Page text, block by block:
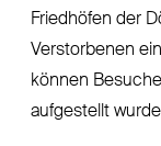
Friedhöfen der
Verstorbenen
können
aufgestellt